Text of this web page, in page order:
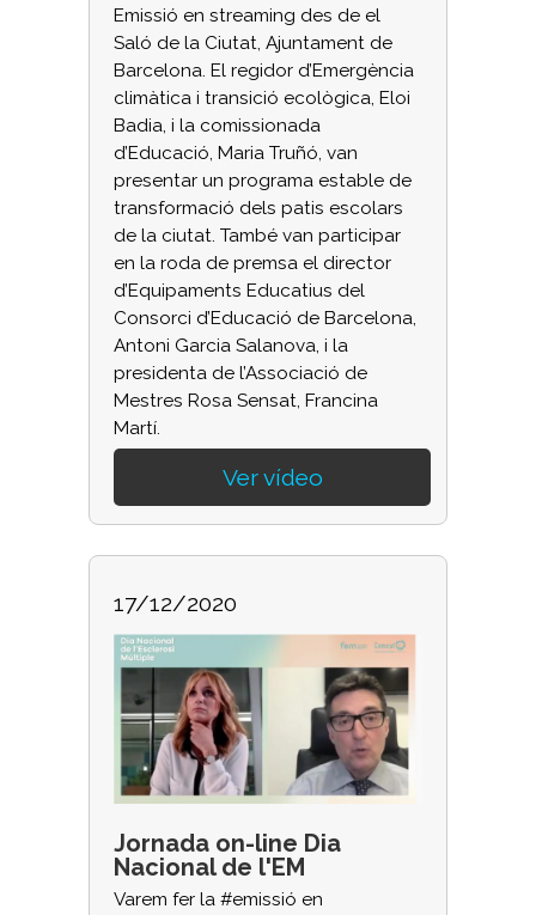
Emissió en streaming des de el
Saló de la Ciutat, Ajuntament de
Barcelona. El regidor d’Emergència
climàtica i transició ecològica, Eloi
Badia, i la comissionada
d’Educació, Maria Truñó, van
presentar un programa estable de
transformació dels patis escolars
de la ciutat. També van participar
en la roda de premsa el director
d’Equipaments Educatius del
Consorci d’Educació de Barcelona,
Antoni Garcia Salanova, i la
presidenta de l’Associació de
Mestres Rosa Sensat, Francina
Martí.
Ver vídeo
17/12/2020
Jornada on-line Dia
Nacional de l'EM
Varem fer la #emissió en